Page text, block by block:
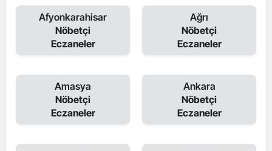
Afyonkarahisar
Nöbetçi
Eczaneler
Ağrı
Nöbetçi
Eczaneler
Amasya
Nöbetçi
Eczaneler
Ankara
Nöbetçi
Eczaneler